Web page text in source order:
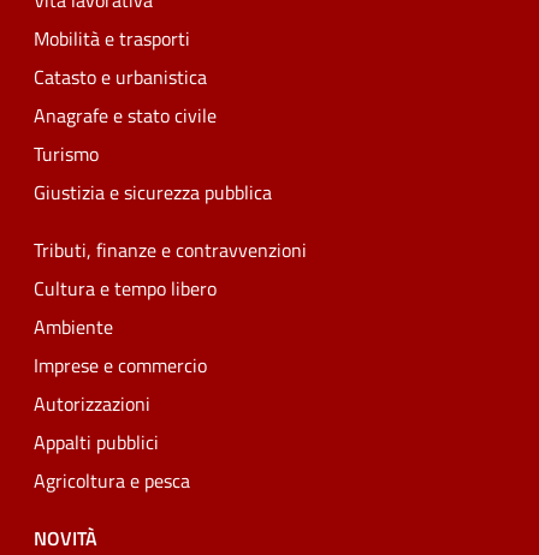
Mobilità e trasporti
Catasto e urbanistica
Anagrafe e stato civile
Turismo
Giustizia e sicurezza pubblica
Tributi, finanze e contravvenzioni
Cultura e tempo libero
Ambiente
Imprese e commercio
Autorizzazioni
Appalti pubblici
Agricoltura e pesca
NOVITÀ